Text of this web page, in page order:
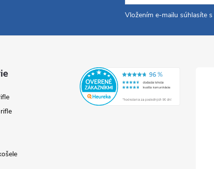
Vložením e-mailu súhlasíte s